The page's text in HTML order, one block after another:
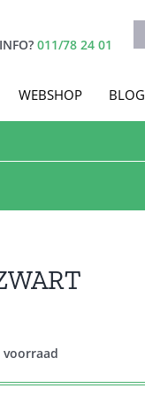
011/78 24 01
WEBSHOP BLOG